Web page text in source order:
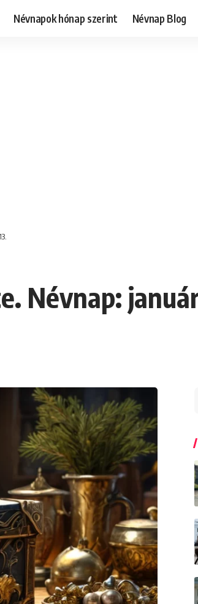
Névnapok hónap szerint Névnap Blog
Névnap: